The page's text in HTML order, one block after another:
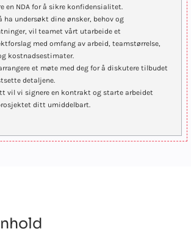
en NDA for å sikre konfidensialitet.
ha undersøkt dine ønsker, behov og
vil teamet vårt utarbeide et
med omfang av arbeid, teamstørrelse,
kostnadsestimater.
et møte med deg for å diskutere tilbudet
detaljene.
vil vi signere en kontrakt og starte arbeidet
ditt umiddelbart.